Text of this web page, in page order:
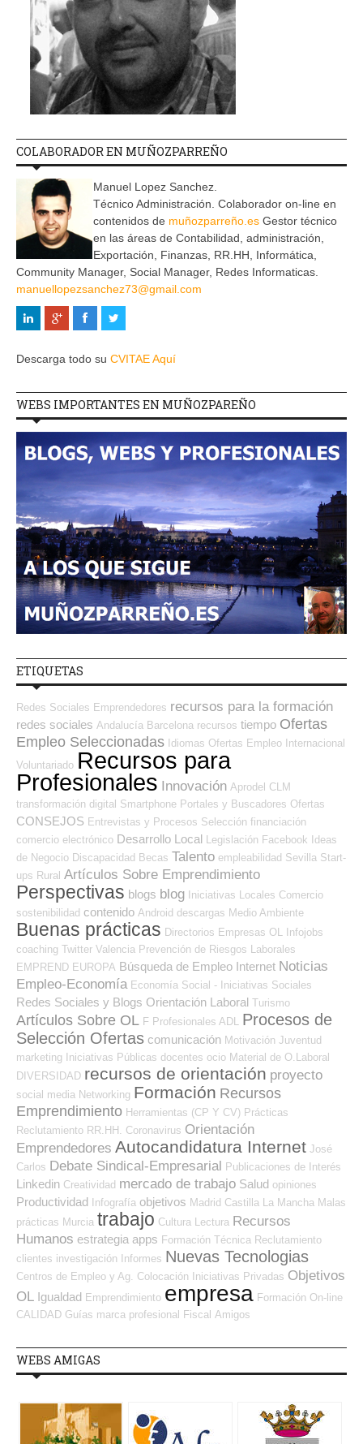
COLABORADOR EN MUÑOZPARREÑO
Manuel Lopez Sanchez.
Técnico Administración. Colaborador on-line en
contenidos de muñozparreño.es Gestor técnico
en las áreas de Contabilidad, administración,
Exportación, Finanzas, RR.HH, Informática,
Community Manager, Social Manager, Redes Informaticas.
manuellopezsanchez73@gmail.com
Descarga todo su CVITAE Aquí
WEBS IMPORTANTES EN MUÑOZPAREÑO
ETIQUETAS
Redes Sociales Emprendedores recursos para la formación
redes sociales Andalucía Barcelona recursos tiempo Ofertas
Empleo Seleccionadas Idiomas Ofertas Empleo Internacional
Voluntariado Recursos para
Profesionales Innovación Aprodel CLM
transformación digital Smartphone Portales y Buscadores Ofertas
CONSEJOS Entrevistas y Procesos Selección financiación
comercio electrónico Desarrollo Local Legislación Facebook Ideas
de Negocio Discapacidad Becas Talento empleabilidad Sevilla Start-
ups Rural Artículos Sobre Emprendimiento
Perspectivas blogs blog Iniciativas Locales Comercio
sostenibilidad contenido Android descargas Medio Ambiente
Buenas prácticas Directorios Empresas OL
Infojobs
coaching Twitter Valencia Prevención de Riesgos Laborales
EMPREND EUROPA Búsqueda de Empleo Internet Noticias
Empleo-Economía Economía Social - Iniciativas Sociales
Redes Sociales y Blogs Orientación Laboral Turismo
Artículos Sobre OL F Profesionales ADL
Procesos de
Selección Ofertas comunicación Motivación Juventud
marketing Iniciativas Públicas docentes ocio Material de O.Laboral
DIVERSIDAD recursos de orientación proyecto
social media Networking Formación Recursos
Emprendimiento Herramientas (CP Y CV) Prácticas
Reclutamiento RR.HH.
Coronavirus Orientación
Emprendedores Autocandidatura Internet José
Carlos Debate Sindical-Empresarial Publicaciones de Interés
Linkedin Creatividad mercado de trabajo Salud opiniones
Productividad Infografía objetivos Madrid Castilla La Mancha Malas
prácticas Murcia trabajo Cultura Lectura Recursos
Humanos estrategia apps Formación Técnica Reclutamiento
clientes investigación Informes Nuevas Tecnologias
Centros de Empleo y Ag. Colocación Iniciativas Privadas Objetivos
OL Igualdad Emprendimiento empresa Formación On-line
CALIDAD Guías marca profesional Fiscal Amigos
WEBS AMIGAS